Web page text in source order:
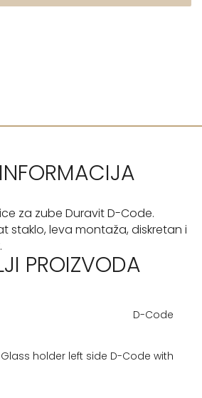
za zube Duravit D-Code.
staklo, leva montaža, diskretan i
PROIZVODA
D-Code
Glass holder left side D-Code with